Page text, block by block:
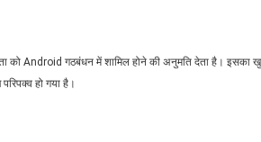
को Android गठबंधन में शामिल होने की अनुमति देता है।
हो गया है।